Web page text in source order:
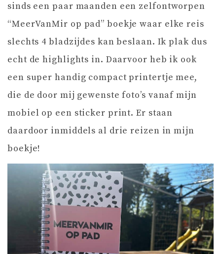
sinds een paar maanden een zelfontworpen
“MeerVanMir op pad” boekje waar elke reis
slechts 4 bladzijdes kan beslaan. Ik plak dus
echt de highlights in. Daarvoor heb ik ook
een super handig compact printertje mee,
die de door mij gewenste foto’s vanaf mijn
mobiel op een sticker print. Er staan
daardoor inmiddels al drie reizen in mijn
boekje!